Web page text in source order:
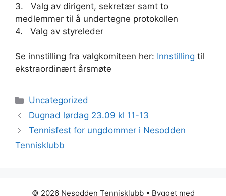
3. Valg av dirigent, sekretær samt to
medlemmer til å undertegne protokollen
4. Valg av styreleder
Se innstilling fra valgkomiteen her: Innstilling til
ekstraordinært årsmøte
Kategorier
Uncategorized
Dugnad lørdag 23.09 kl 11-13
Tennisfest for ungdommer i Nesodden
Tennisklubb
© 2026 Nesodden Tennisklubb• Bygget med